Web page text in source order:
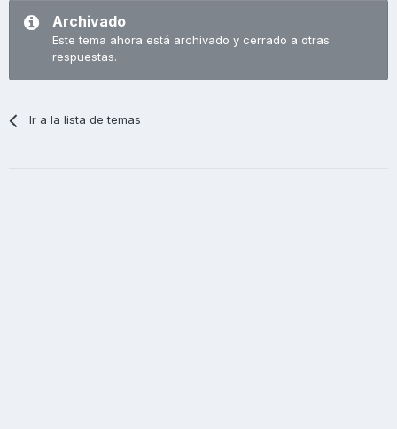
Archivado
Este tema ahora está archivado y cerrado a otras
respuestas.
Ir a la lista de temas